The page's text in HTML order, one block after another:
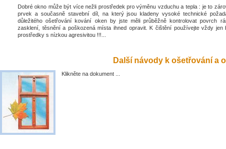
Dobré okno může být více nežli prostředek pro výměnu vzduchu a tepla : je to
prvek a současně stavební díl, na který jsou kladeny vysoké technické
důležitého ošetřování kování oken by jste měli průběžně kontrolovat povrch
zasklení, těsnění a poškozená místa ihned opravit. K čištění používejte vždy jen
prostředky s nízkou agresivitou !!!...
Další návody k ošetřování a
Klikněte na dokument ...